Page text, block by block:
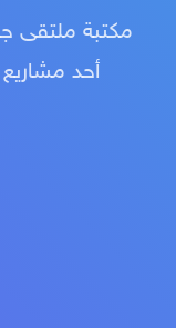
مكتبة ملتقى
أحد